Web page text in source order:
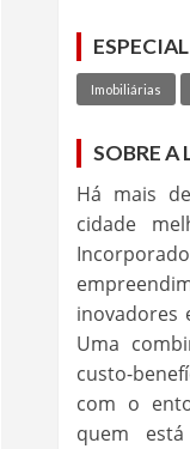
Imobiliárias
SOBRE A
Há mais
cidade
inovadores
Uma
custo-
com o
quem